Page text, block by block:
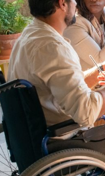
de profesionales
el compromiso
brinda una
empresarial y
las diferentes
con
discapacidad
promueve la